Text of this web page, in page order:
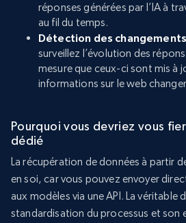
réponses générées par l’IA à
au fil du temps.
Détection des
surveillez l’évolution des
mesure que ceux-ci sont mis à
informations sur le web
Pourquoi vous devriez vous
dédié
La récupération de données à partir
en soi, car vous pouvez envoyer
aux modèles via une API. La véritable
standardisation du processus et son